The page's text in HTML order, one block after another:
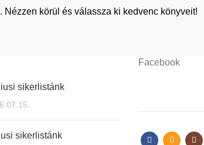
körül és válassza ki kedvenc könyveit!
sikerlistánk
sikerlistánk
Facebook